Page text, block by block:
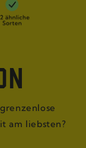
am liebsten?